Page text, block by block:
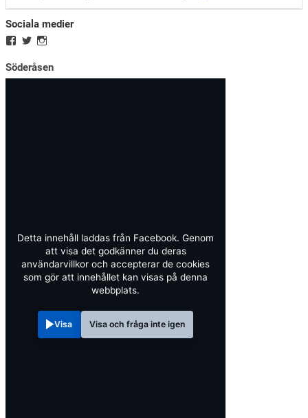
Sociala medier
Söderåsen
Detta innehåll laddas från Facebook. Genom
att visa det godkänner du deras
användarvillkor och accepterar de cookies
som gör att innehållet kan visas på denna
webbplats.
Visa Visa och fråga inte igen